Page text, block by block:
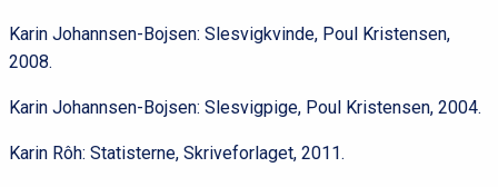
Karin Johannsen-Bojsen: Slesvigkvinde, Poul Kristensen,
2008.
Karin Johannsen-Bojsen: Slesvigpige, Poul Kristensen, 2004.
Karin Rôh: Statisterne, Skriveforlaget, 2011.